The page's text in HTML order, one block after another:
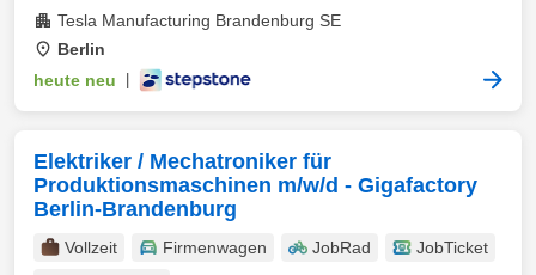
Tesla Manufacturing Brandenburg SE
Berlin
heute neu
Elektriker / Mechatroniker für
Produktionsmaschinen m/w/d - Gigafactory
Berlin-Brandenburg
Vollzeit Firmenwagen JobRad
JobTicket